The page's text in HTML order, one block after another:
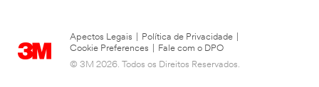
Apectos Legais Política de Privacidade
Cookie Preferences
Fale com o DPO
© 3M 2026. Todos os Direitos Reservados.